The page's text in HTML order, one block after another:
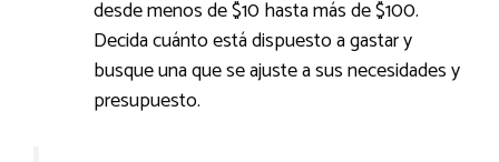
desde menos de $10 hasta más de $100.
Decida cuánto está dispuesto a gastar y
busque una que se ajuste a sus necesidades y
presupuesto.